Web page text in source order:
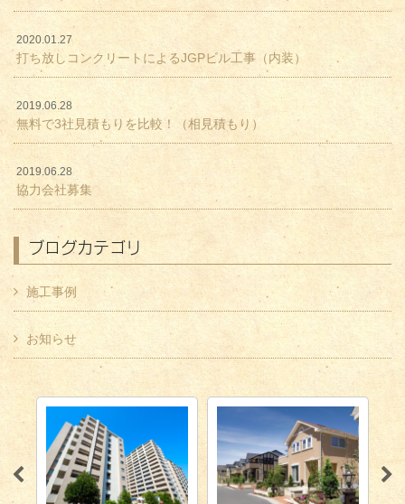
2020.01.27
打ち放しコンクリートによるJGPビル工事（内装）
2019.06.28
無料で3社見積もりを比較！（相見積もり）
2019.06.28
協力会社募集
ブログカテゴリ
施工事例
お知らせ